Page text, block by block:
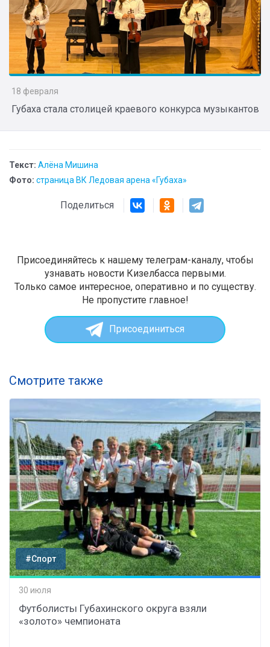
18 февраля
Губаха стала столицей краевого конкурса музыкантов
Текст: Алёна Мишина
Фото: страница ВК Ледовая арена «Губаха»
Поделиться
Присоединяйтесь к нашему телеграм-каналу, чтобы
узнавать новости Кизелбасса первыми.
Только самое интересное, оперативно и по существу.
Не пропустите главное!
Присоединиться
Смотрите также
#Спорт
30 июля
Футболисты Губахинского округа взяли
«золото» чемпионата